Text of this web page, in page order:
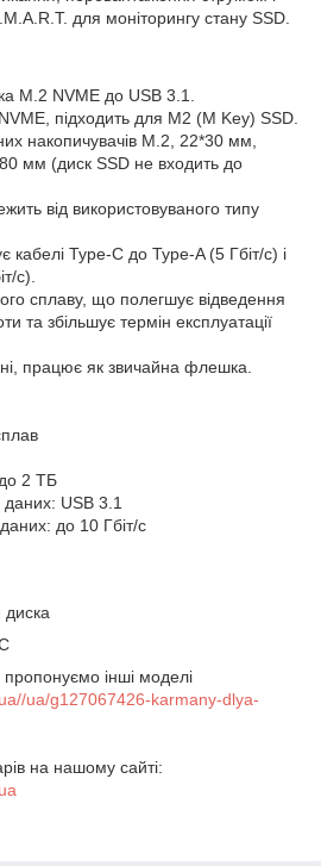
для моніторингу стану SSD.
M.2 NVME до USB 3.1.
підходить для M2 (M Key) SSD.
накопичувачів M.2, 22*30 мм,
мм (диск SSD не входить до
від використовуваного типу
кабелі Type-C до Type-A (5 Гбіт/с) і
с).
сплаву, що полегшує відведення
та збільшує термін експлуатації
працює як звичайна флешка.
до 2 ТБ
USB 3.1
до 10 Гбіт/с
інші моделі
ua/g127067426-karmany-dlya-
на нашому сайті: